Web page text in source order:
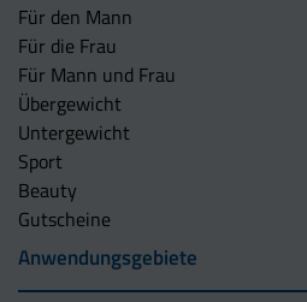
Für den Mann
Für die Frau
Für Mann und Frau
Übergewicht
Untergewicht
Sport
Beauty
Gutscheine
Anwendungsgebiete